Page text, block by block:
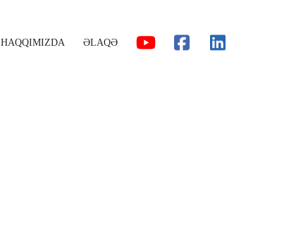
HAQQIMIZDA ƏLAQƏ